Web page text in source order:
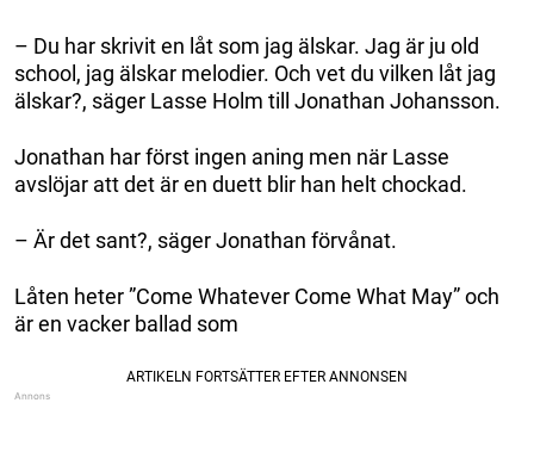
– Du har skrivit en låt som jag älskar. Jag är ju old
school, jag älskar melodier. Och vet du vilken låt jag
älskar?, säger Lasse Holm till Jonathan Johansson.
Jonathan har först ingen aning men när Lasse
avslöjar att det är en duett blir han helt chockad.
– Är det sant?, säger Jonathan förvånat.
Låten heter ”Come Whatever Come What May” och
är en vacker ballad som